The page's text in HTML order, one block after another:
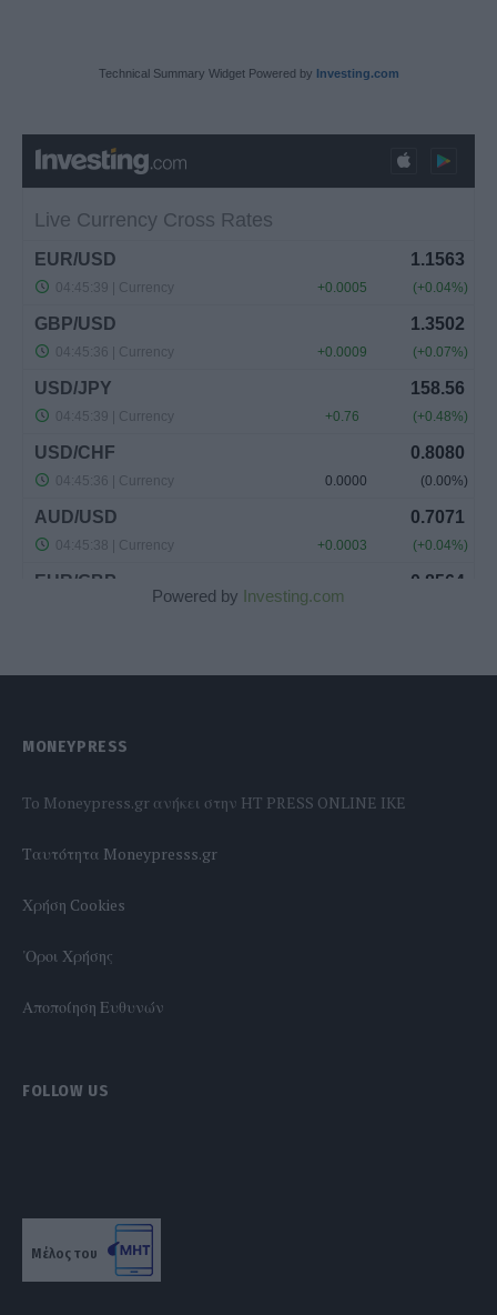
Technical Summary Widget Powered by Investing.com
Powered by Investing.com
MONEYPRESS
To Moneypress.gr ανήκει στην HT PRESS ONLINE IKE
Tαυτότητα Moneypresss.gr
Χρήση Cookies
'Οροι Χρήσης
Αποποίηση Ευθυνών
FOLLOW US
Μέλος του